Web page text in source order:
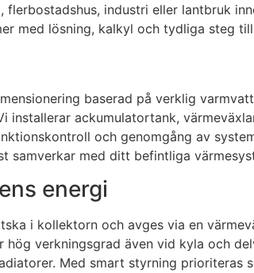
industri eller lantbruk
med lösning, kalkyl och tydliga steg
baserad på verklig
ackumulatortank,
och genomgång av
samverkar med ditt befintliga
energi
i kollektorn och avges via en
verkningsgrad även vid kyla och
Med smart styrning